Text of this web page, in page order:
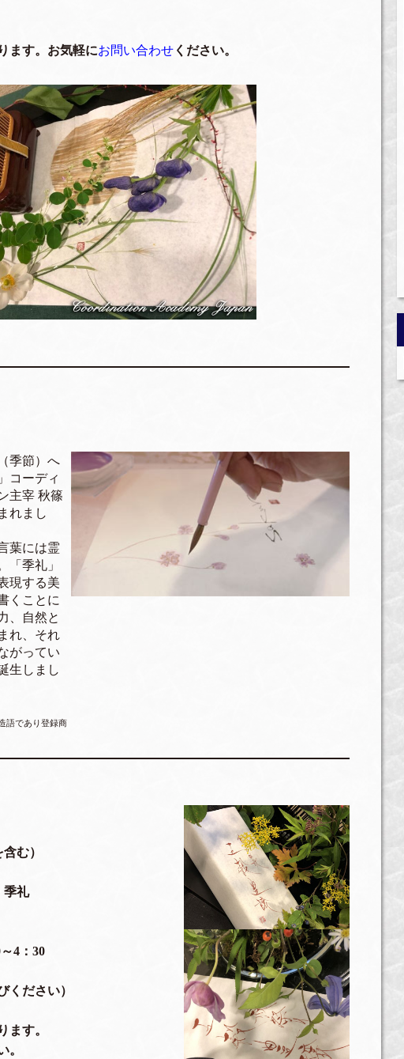
ます。お気軽にお問い合わせ ください。
季節）へ
コーディ
主宰 秋篠
れまし
葉には霊
「季礼」
現する美
くことに
、自然と
れ、それ
がってい
生しまし
語であり登録商
む）
季礼
4：30
ください）
ます。
。